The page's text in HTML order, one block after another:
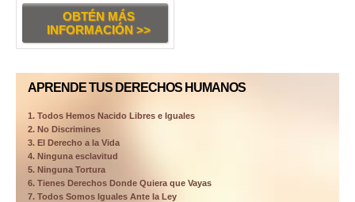
OBTÉN MÁS
INFORMACIÓN >>
APRENDE TUS DERECHOS HUMANOS
1. Todos Hemos Nacido Libres e Iguales
2. No Discrimines
3. El Derecho a la Vida
4. Ninguna esclavitud
5. Ninguna Tortura
6. Tienes Derechos Donde Quiera que Vayas
7. Todos Somos Iguales Ante la Ley